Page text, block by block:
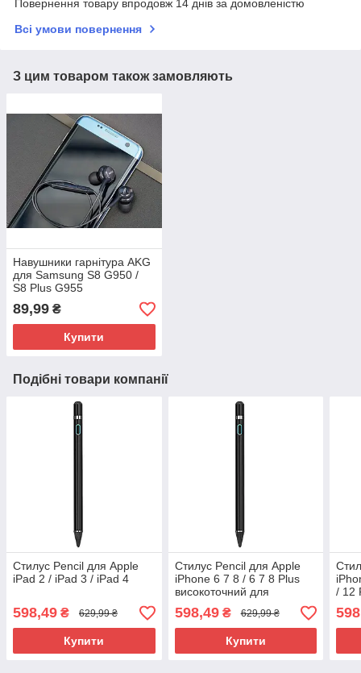
Повернення товару впродовж 14 днів за домовленістю
Всі умови повернення
З цим товаром також замовляють
Навушники гарнітура AKG
для Samsung S8 G950 /
S8 Plus G955
89,99 ₴
Купити
Подібні товари компанії
Стилус Pencil для Apple
iPad 2 / iPad 3 / iPad 4
598,49 ₴ 629,99 ₴
Купити
Стилус Pencil для Apple
iPhone 6 7 8 / 6 7 8 Plus
високоточний для
598,49₴ 629,99 ₴
Купити
/ 12